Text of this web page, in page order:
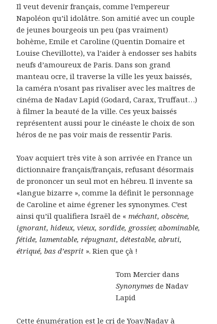
Il veut devenir français, comme l’empereur
Napoléon qu’il idolâtre. Son amitié avec un couple
de jeunes bourgeois un peu (pas vraiment)
bohème, Emile et Caroline (Quentin Domaire et
Louise Chevillotte), va l’aider à endosser ses habits
neufs d’amoureux de Paris. Dans son grand
manteau ocre, il traverse la ville les yeux baissés,
la caméra n’osant pas rivaliser avec les maîtres de
cinéma de Nadav Lapid (Godard, Carax, Truffaut…)
à filmer la beauté de la ville. Ces yeux baissés
représentent aussi pour le cinéaste le choix de son
héros de ne pas voir mais de ressentir Paris.
Yoav acquiert très vite à son arrivée en France un
dictionnaire français/français, refusant désormais
de prononcer un seul mot en hébreu. Il invente sa
«langue bizarre », comme la définit le personnage
de Caroline et aime égrener les synonymes. C’est
ainsi qu’il qualifiera Israël de « méchant, obscène,
ignorant, hideux, vieux, sordide, grossier, abominable,
fétide, lamentable, répugnant, détestable, abruti,
étriqué, bas d’esprit ». Rien que çà !
Tom Mercier dans
Synonymesde Nadav
Lapid
Cette énumération est le cri de Yoav/Nadav à